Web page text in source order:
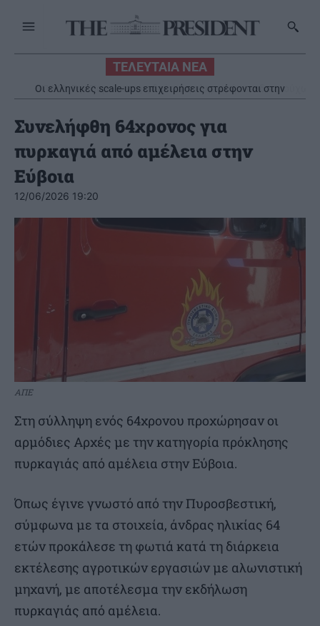
ΤΕΛΕΥΤΑΙΑ ΝΕΑ
ΟΠΕΚΑ: Την Παρασκευή η δεύτερη πληρωμή των δικαιούχων
του Λογαριασμού Αγροτικής Εστίας
Συνελήφθη 64χρονος για
πυρκαγιά από αμέλεια στην
Εύβοια
12/06/2026 19:20
ΑΠΕ
Στη σύλληψη ενός 64χρονου προχώρησαν οι
αρμόδιες Αρχές με την κατηγορία πρόκλησης
πυρκαγιάς από αμέλεια στην Εύβοια.
Όπως έγινε γνωστό από την Πυροσβεστική,
σύμφωνα με τα στοιχεία, άνδρας ηλικίας 64
ετών προκάλεσε τη φωτιά κατά τη διάρκεια
εκτέλεσης αγροτικών εργασιών με αλωνιστική
μηχανή, με αποτέλεσμα την εκδήλωση
πυρκαγιάς από αμέλεια.